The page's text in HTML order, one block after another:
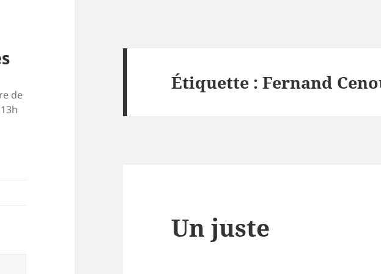
de
Étiquette :Fernand
Un juste